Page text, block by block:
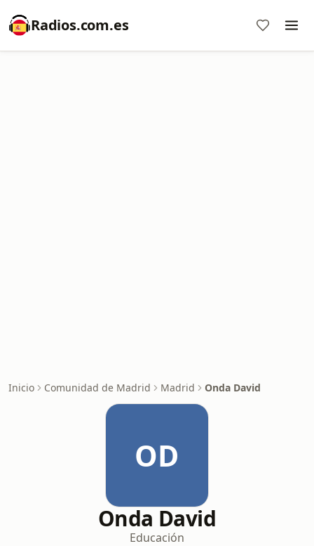
Radios.com.es
Inicio Comunidad de Madrid Madrid Onda David
OD
Onda David
Educación